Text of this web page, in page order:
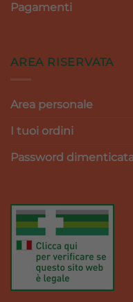
Pagamenti
AREA RISERVATA
Area personale
I tuoi ordini
Password